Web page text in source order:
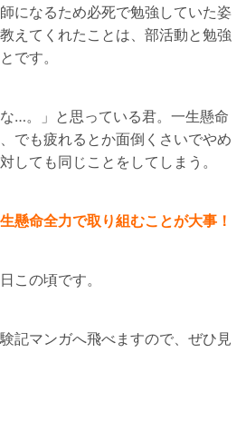
になるため必死で勉強していた姿
えてくれたことは、部活動と勉強
です。
…。」と思っている君。一生懸命
でも疲れるとか面倒くさいでやめ
しても同じことをしてしまう。
懸命全力で取り組むことが大事！
この頃です。
記マンガへ飛べますので、ぜひ見